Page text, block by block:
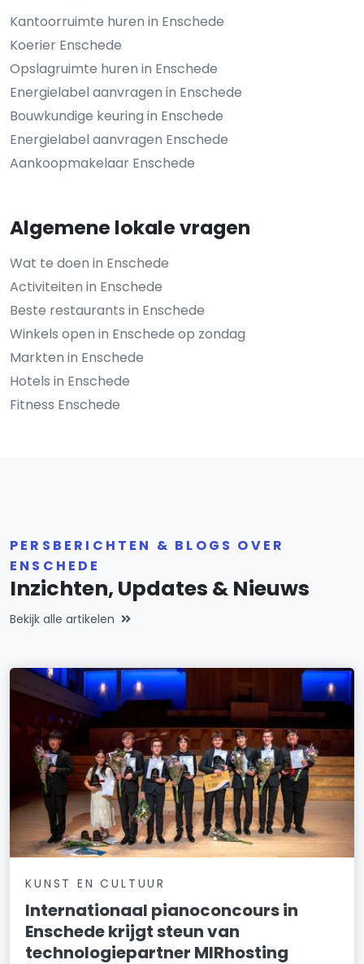
Kantoorruimte huren in Enschede
Koerier Enschede
Opslagruimte huren in Enschede
Energielabel aanvragen in Enschede
Bouwkundige keuring in Enschede
Energielabel aanvragen Enschede
Aankoopmakelaar Enschede
Algemene lokale vragen
Wat te doen in Enschede
Activiteiten in Enschede
Beste restaurants in Enschede
Winkels open in Enschede op zondag
Markten in Enschede
Hotels in Enschede
Fitness Enschede
PERSBERICHTEN & BLOGS OVER
ENSCHEDE
Inzichten, Updates & Nieuws
Bekijk alle artikelen
KUNST EN CULTUUR
Internationaal pianoconcours in
Enschede krijgt steun van
technologiepartner MIRhosting